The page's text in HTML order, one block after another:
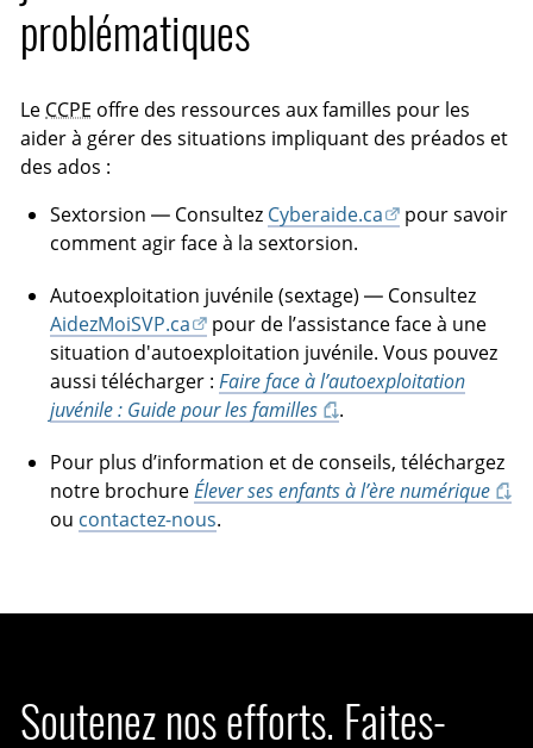
problématiques
Le CCPE offre des ressources aux familles pour les
aider à gérer des situations impliquant des préados et
des ados :
Sextorsion — Consultez Cyberaide.ca
pour savoir
comment agir face à la sextorsion.
Autoexploitation juvénile (sextage) — Consultez
AidezMoiSVP.ca
pour de l’assistance face à une
situation d'autoexploitation juvénile. Vous pouvez
aussi télécharger : Faire face à l’autoexploitation
juvénile : Guide pour les familles
.
Pour plus d’information et de conseils, téléchargez
notre brochureÉlever ses enfants à l’ère numérique
ou contactez-nous.
Soutenez nos efforts. Faites-